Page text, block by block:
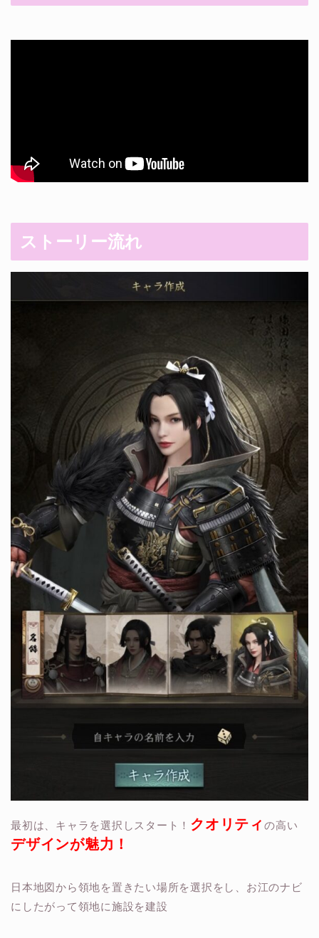
ストーリー流れ
最初は、キャラを選択しスタート！ クオリティ の高い
デザインが魅力！
日本地図から領地を置きたい場所を選択をし、お江のナビ
にしたがって領地に施設を建設